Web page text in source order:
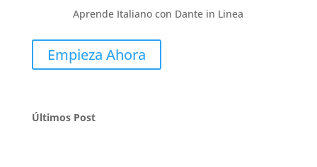
Aprende Italiano con Dante in Linea
Empieza Ahora
Últimos Post